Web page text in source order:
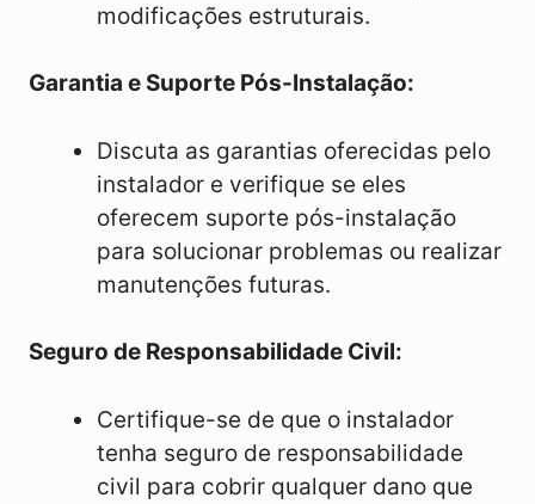
modificações estruturais.
Garantia e Suporte Pós-Instalação:
Discuta as garantias oferecidas pelo
instalador e verifique se eles
oferecem suporte pós-instalação
para solucionar problemas ou realizar
manutenções futuras.
Seguro de Responsabilidade Civil:
Certifique-se de que o instalador
tenha seguro de responsabilidade
civil para cobrir qualquer dano que